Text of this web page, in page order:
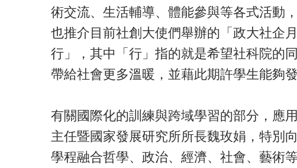
術交流、生活輔導、體能參與等各式活動
也推介目前社創大使們舉辦的「政大社企
行」，其中「行」指的就是希望社科院的
帶給社會更多溫暖，並藉此期許學生能夠
有關國際化的訓練與跨域學習的部分，應
主任暨國家發展研究所所長魏玫娟，特別
學程融合哲學、政治、經濟、社會、藝術